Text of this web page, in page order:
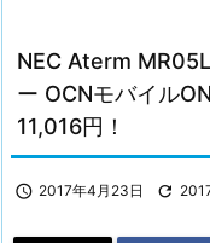
NEC Aterm
ー OCNモバイル
11,016円！
 2017年4月23日 